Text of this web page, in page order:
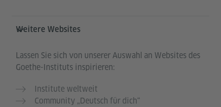
Weitere Websites
Lassen Sie sich von unserer Auswahl an Websites des
Goethe-Instituts inspirieren:
Institute weltweit
Community „Deutsch für dich“